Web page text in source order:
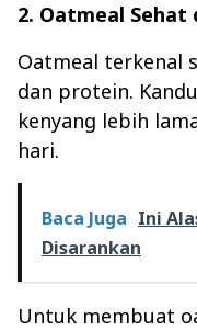
2. Oatmeal Sehat
Oatmeal terkenal
dan protein.
kenyang lebih
hari.
Baca Juga Ini
Disarankan
Untuk membuat